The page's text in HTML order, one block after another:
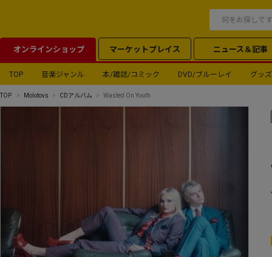
オンラインショップ マーケットプレイス ニュース＆記事
TOP 音楽ジャンル 本/雑誌/コミック DVD/ブルーレイ グッズ
TOP Molotovs CDアルバム Wasted On Youth